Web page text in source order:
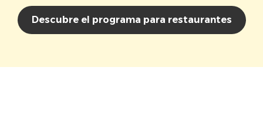
Descubre el programa para restaurantes